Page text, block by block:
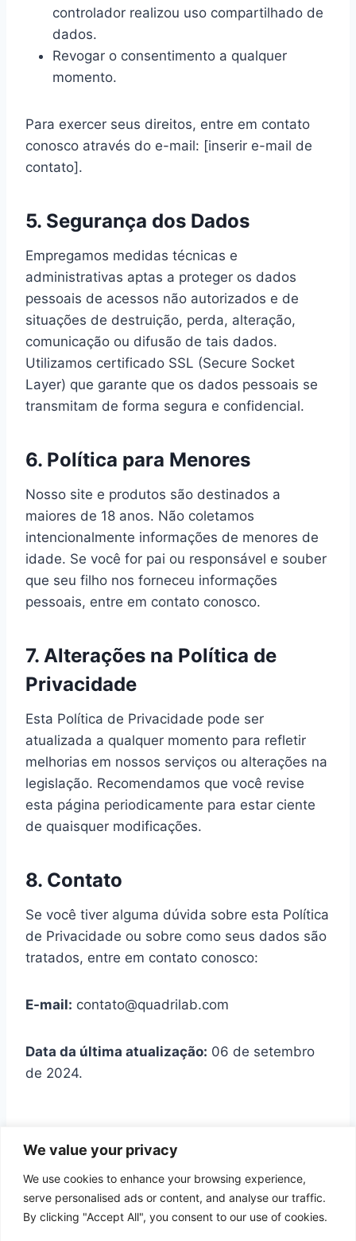
We value your privacy
We use cookies to enhance your browsing experience,
serve personalised ads or content, and analyse our traffic.
By clicking "Accept All", you consent to our use of cookies.
controlador realizou uso compartilhado de
dados.
Revogar o consentimento a qualquer
momento.
Para exercer seus direitos, entre em contato
conosco através do e-mail: [inserir e-mail de
contato].
5. Segurança dos Dados
Empregamos medidas técnicas e
administrativas aptas a proteger os dados
pessoais de acessos não autorizados e de
situações de destruição, perda, alteração,
comunicação ou difusão de tais dados.
Utilizamos certificado SSL (Secure Socket
Layer) que garante que os dados pessoais se
transmitam de forma segura e confidencial.
6. Política para Menores
Nosso site e produtos são destinados a
maiores de 18 anos. Não coletamos
intencionalmente informações de menores de
idade. Se você for pai ou responsável e souber
que seu filho nos forneceu informações
pessoais, entre em contato conosco.
7. Alterações na Política de
Privacidade
Esta Política de Privacidade pode ser
atualizada a qualquer momento para refletir
melhorias em nossos serviços ou alterações na
legislação. Recomendamos que você revise
esta página periodicamente para estar ciente
de quaisquer modificações.
8. Contato
Se você tiver alguma dúvida sobre esta Política
de Privacidade ou sobre como seus dados são
tratados, entre em contato conosco:
E-mail: contato@quadrilab.com
Data da última atualização: 06 de setembro
de 2024.
Início
Política de Cookies
Política de Privacidade